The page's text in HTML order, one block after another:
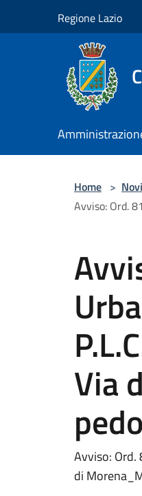
Regione Lazio
Home >
Avviso: Ord.
Via
Avviso: Ord.
di